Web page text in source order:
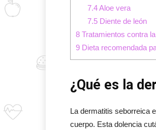
7.4Aloe vera
7.5Diente de león
8 Tratamientos contra
9 Dieta recomendada
¿Qué es la
La dermatitis seborreica
cuerpo. Esta dolencia